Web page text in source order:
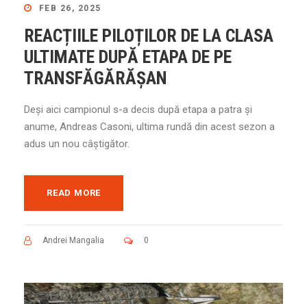
FEB 26, 2025
REACȚIILE PILOȚILOR DE LA CLASA
ULTIMATE DUPĂ ETAPA DE PE
TRANSFĂGĂRĂȘAN
Deși aici campionul s-a decis după etapa a patra și
anume, Andreas Casoni, ultima rundă din acest sezon a
adus un nou câștigător.
READ MORE
Andrei Mangalia 0